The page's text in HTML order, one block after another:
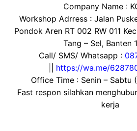
Company Name :
Workshop Adrress : Jalan
Pondok Aren RT 002 RW 011
Tang – Sel, Banten
Call/ SMS/ Whatsapp :
https://wa.me/
Office Time : Senin – Sabtu
Fast respon silahkan
kerja